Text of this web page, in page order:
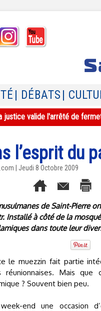
| DÉBATS |
justice valide l'arrêté de
l’esprit du
| Jeudi 8 Octobre 2009
de Saint-Pierre
Installé à côté de la
dans toute leur
le muezzin fait partie
Mais que
? Souvent bien peu.
end une occasion